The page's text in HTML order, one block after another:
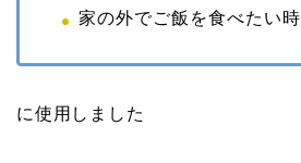
家の外でご飯を食べたい時
に使用しました